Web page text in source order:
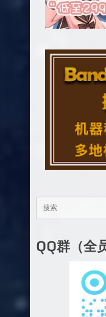
QQ群（全